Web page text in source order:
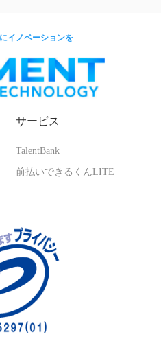
イノベーションを
サービス
TalentBank
前払いできるくんLITE